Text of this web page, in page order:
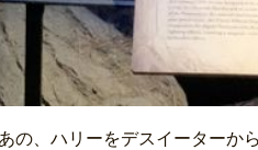
の、ハリーをデスイーターか